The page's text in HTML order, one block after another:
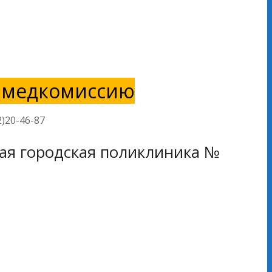
медкомиссию
46-87
городская поликлиника №